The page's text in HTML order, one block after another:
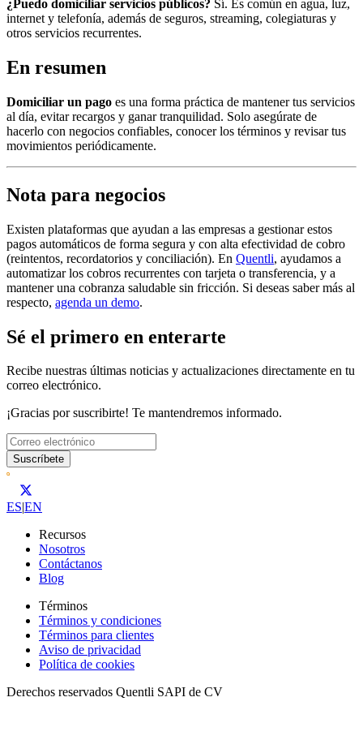
¿Puedo domiciliar servicios públicos? Sí. Es común en agua, luz,
internet y telefonía, además de seguros, streaming, colegiaturas y
otros servicios recurrentes.
En resumen
Domiciliar un pago es una forma práctica de mantener tus servicios
al día, evitar recargos y ganar tranquilidad. Solo asegúrate de
hacerlo con negocios confiables, conocer los términos y revisar tus
movimientos periódicamente.
Nota para negocios
Existen plataformas que ayudan a las empresas a gestionar estos
pagos automáticos de forma segura y con alta efectividad de cobro
(reintentos, recordatorios y conciliación). En Quentli, ayudamos a
automatizar los cobros recurrentes con tarjeta o transferencia, y a
mantener una cobranza saludable sin fricción. Si deseas saber más al
respecto, agenda un demo.
Sé el primero en enterarte
Recibe nuestras últimas noticias y actualizaciones directamente en tu
correo electrónico.
¡Gracias por suscribirte! Te mantendremos informado.
Suscríbete
ES|EN
Recursos
Nosotros
Contáctanos
Blog
Términos
Términos y condiciones
Términos para clientes
Aviso de privacidad
Política de cookies
Derechos reservados Quentli SAPI de CV